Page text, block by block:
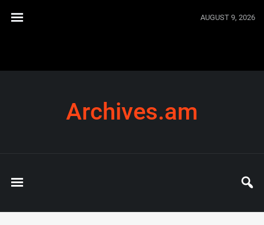
AUGUST 9, 2026
Archives.am